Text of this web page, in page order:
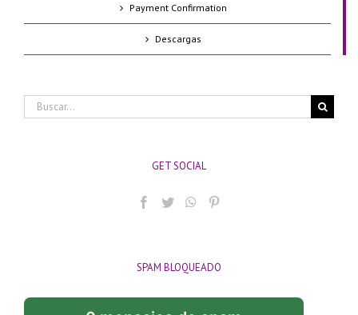
Payment Confirmation
Descargas
Buscar:
GET SOCIAL
SPAM BLOQUEADO